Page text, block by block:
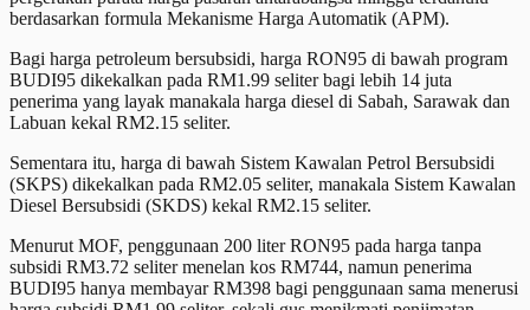
berdasarkan formula Mekanisme Harga Automatik (APM).
Bagi harga petroleum bersubsidi, harga RON95 di bawah program
BUDI95 dikekalkan pada RM1.99 seliter bagi lebih 14 juta
penerima yang layak manakala harga diesel di Sabah, Sarawak dan
Labuan kekal RM2.15 seliter.
Sementara itu, harga di bawah Sistem Kawalan Petrol Bersubsidi
(SKPS) dikekalkan pada RM2.05 seliter, manakala Sistem Kawalan
Diesel Bersubsidi (SKDS) kekal RM2.15 seliter.
Menurut MOF, penggunaan 200 liter RON95 pada harga tanpa
subsidi RM3.72 seliter menelan kos RM744, namun penerima
BUDI95 hanya membayar RM398 bagi penggunaan sama menerusi